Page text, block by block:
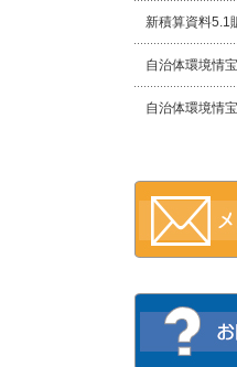
新積算資料5.1
自治体環境情
自治体環境情